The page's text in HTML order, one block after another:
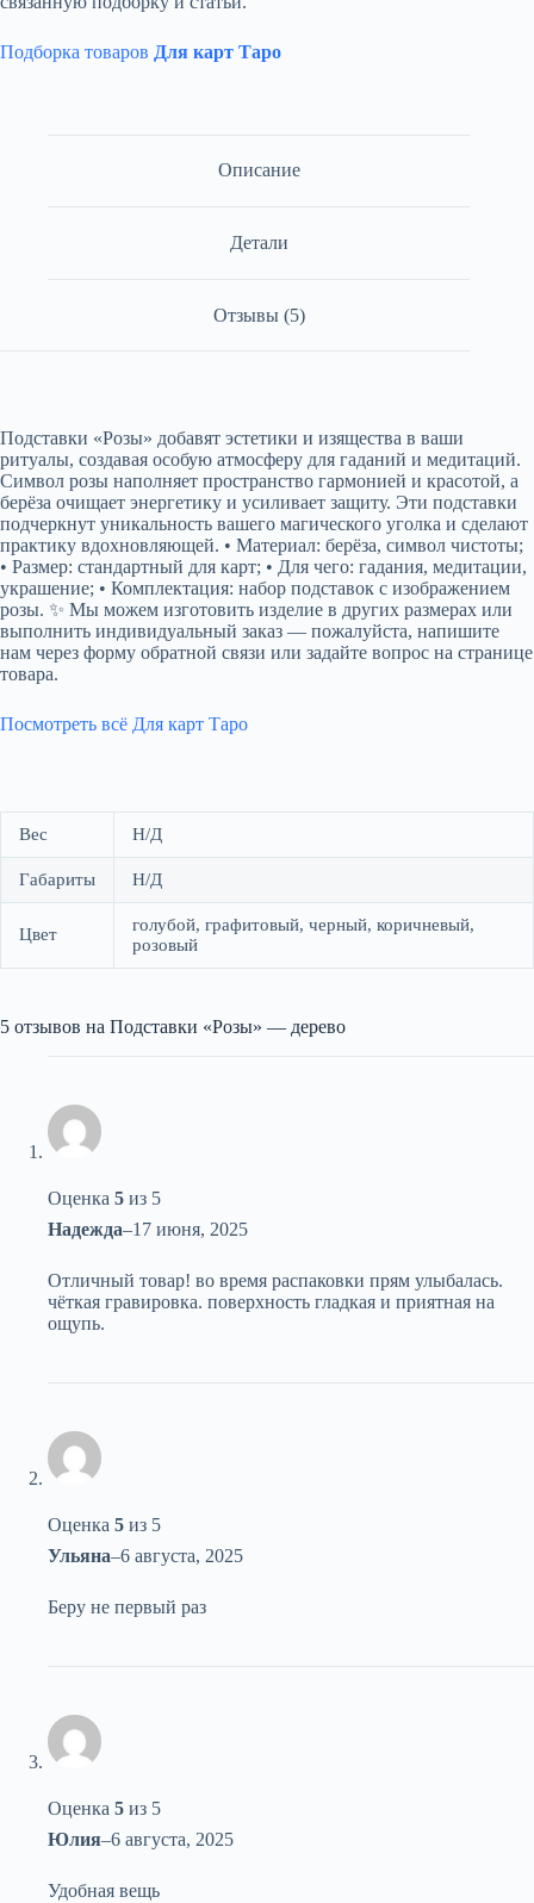
Подборка товаров Для карт Таро
Описание
Детали
Отзывы (5)
Подставки «Розы» добавят эстетики и изящества в ваши
ритуалы, создавая особую атмосферу для гаданий и медитаций.
Символ розы наполняет пространство гармонией и красотой, а
берёза очищает энергетику и усиливает защиту. Эти подставки
подчеркнут уникальность вашего магического уголка и сделают
практику вдохновляющей. • Материал: берёза, символ чистоты;
• Размер: стандартный для карт; • Для чего: гадания, медитации,
украшение; • Комплектация: набор подставок с изображением
розы. ✨ Мы можем изготовить изделие в других размерах или
выполнить индивидуальный заказ — пожалуйста, напишите
нам через форму обратной связи или задайте вопрос на странице
товара.
Посмотреть всё Для карт Таро
Вес Н/Д
Габариты Н/Д
Цвет
голубой, графитовый, черный, коричневый,
розовый
5 отзывов на Подставки «Розы» — дерево
Оценка 5 из 5
Надежда–17 июня, 2025
Отличный товар! во время распаковки прям улыбалась.
чёткая гравировка. поверхность гладкая и приятная на
ощупь.
Оценка 5 из 5
Ульяна–6 августа, 2025
Беру не первый раз
Оценка 5 из 5
Юлия–6 августа, 2025
Удобная вещь